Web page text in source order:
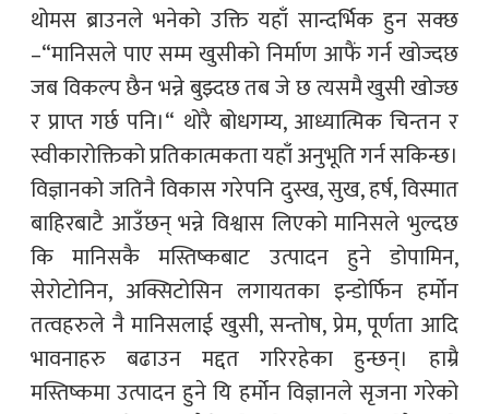
थोमस ब्राउनले भनेको उक्ति यहाँ सान्दर्भिक हुन सक्छ
–“मानिसले पाए सम्म खुसीको निर्माण आफैं गर्न खोज्दछ
जब विकल्प छैन भन्ने बुझ्दछ तब जे छ त्यसमै खुसी खोज्छ
र प्राप्त गर्छ पनि।“ थोरै बोधगम्य, आध्यात्मिक चिन्तन र
स्वीकारोक्तिको प्रतिकात्मकता यहाँ अनुभूति गर्न सकिन्छ।
विज्ञानको जतिनै विकास गरेपनि दुस्ख, सुख, हर्ष, विस्मात
बाहिरबाटै आउँछन् भन्ने विश्वास लिएको मानिसले भुल्दछ
कि मानिसकै मस्तिष्कबाट उत्पादन हुने डोपामिन,
सेरोटोनिन, अक्सिटोसिन लगायतका इन्डोर्फिन हर्मोन
तत्वहरुले नै मानिसलाई खुसी, सन्तोष, प्रेम, पूर्णता आदि
भावनाहरु बढाउन मद्दत गरिरहेका हुन्छन्। हाम्रै
मस्तिष्कमा उत्पादन हुने यि हर्मोन विज्ञानले सृजना गरेको